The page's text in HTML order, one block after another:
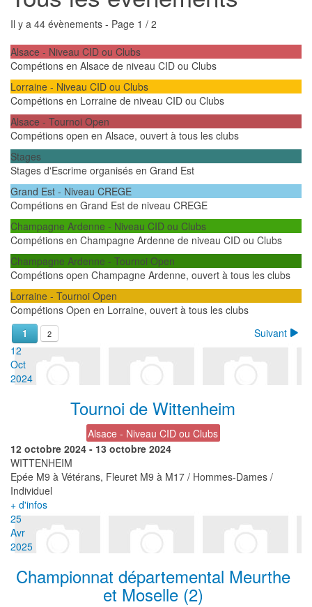
Il y a 44 évènements - Page 1 / 2
Alsace - Niveau CID ou Clubs
Compétions en Alsace de niveau CID ou Clubs
Lorraine - Niveau CID ou Clubs
Compétions en Lorraine de niveau CID ou Clubs
Alsace - Tournoi Open
Compétions open en Alsace, ouvert à tous les clubs
Stages
Stages d'Escrime organisés en Grand Est
Grand Est - Niveau CREGE
Compétions en Grand Est de niveau CREGE
Champagne Ardenne - Niveau CID ou Clubs
Compétions en Champagne Ardenne de niveau CID ou Clubs
Champagne Ardenne - Tournoi Open
Compétions open Champagne Ardenne, ouvert à tous les clubs
Lorraine - Tournoi Open
Compétions Open en Lorraine, ouvert à tous les clubs
1 2
Suivant
12
Oct
2024
Tournoi de Wittenheim
Alsace - Niveau CID ou Clubs
12 octobre 2024 - 13 octobre 2024
WITTENHEIM
Epée M9 à Vétérans, Fleuret M9 à M17 / Hommes-Dames /
Individuel
+ d'infos
25
Avr
2025
Championnat départemental Meurthe
et Moselle (2)